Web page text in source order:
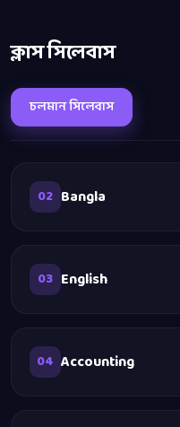
ক্লাস সিলেবাস
চলমান সিলেবাস
02 Bangla
03 English
04 Accounting